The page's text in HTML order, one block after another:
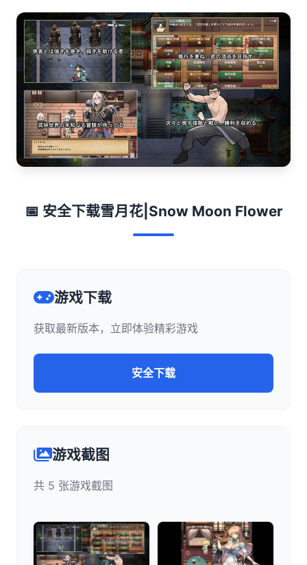
📅 安全下载雪月花|Snow Moon Flower
游戏下载
获取最新版本，立即体验精彩游戏
安全下载
游戏截图
共 5 张游戏截图